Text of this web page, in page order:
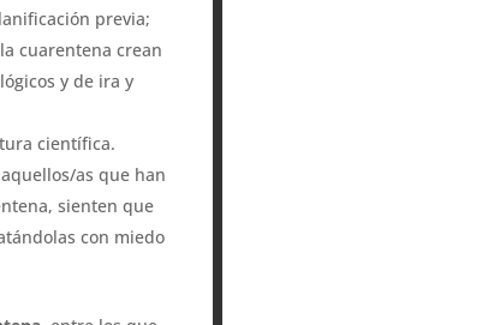
previa;
cuarentena crean
y de ira y
científica.
as que han
sienten que
con miedo